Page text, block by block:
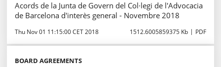
Acords de la Junta de Govern del Col·legi de l'Advocacia
de Barcelona d'interès general - Novembre 2018
Thu Nov 01 11:15:00 CET 2018 1512.6005859375 Kb PDF
BOARD AGREEMENTS